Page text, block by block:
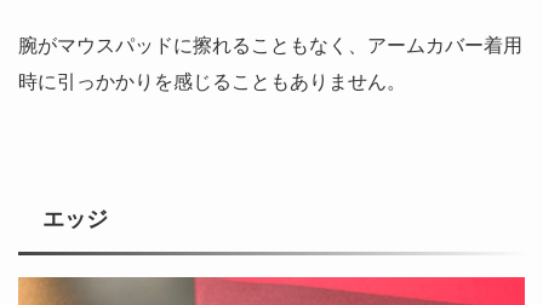
腕がマウスパッドに擦れることもなく、アームカバー着用
時に引っかかりを感じることもありません。
エッジ